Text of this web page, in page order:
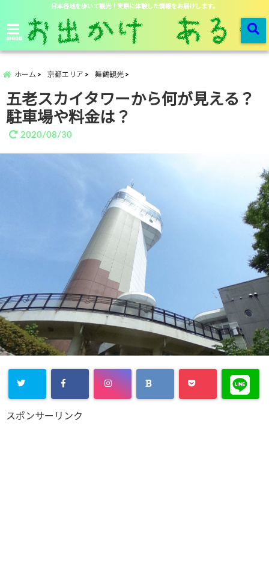
日本各地を歩いて観光！実際に体験した情報をお届けします。
menu
ホーム 京都エリア 舞鶴観光
五老スカイタワーから何が見える？
駐車場や料金は？
2020/08/30
スポンサーリンク